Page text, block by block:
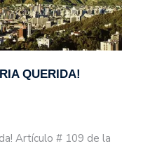
QUERIDA!
Artículo # 109 de la